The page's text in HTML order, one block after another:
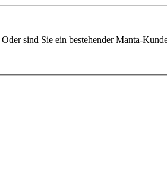
Oder sind Sie ein bestehender Manta-